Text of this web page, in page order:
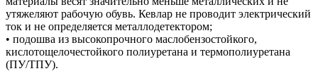
утяжеляют рабочую обувь. Кевлар не проводит электрический
ток и не определяется металлодетектором;
• подошва из высокопрочного маслобензостойкого,
кислотощелочестойкого полиуретана и термополиуретана
(ПУ/ТПУ).